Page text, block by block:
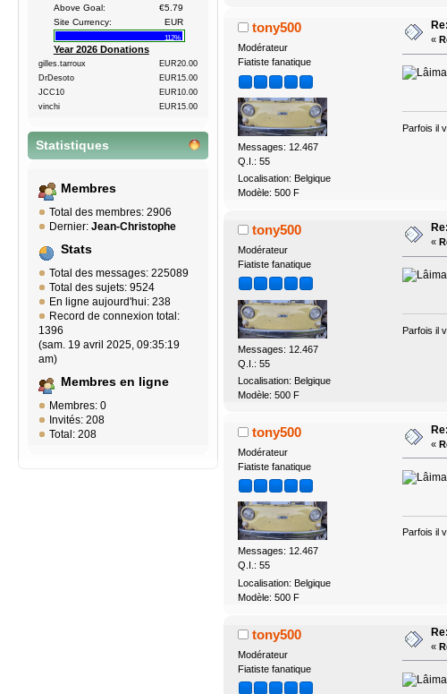
Above Goal:
€5.79
Site Currency:
EUR
112%
Year 2026 Donations
gilles.tarroux
EUR20.00
DrDesoto
EUR15.00
JCC10
EUR10.00
vinchi
EUR15.00
Statistiques
Membres
Total des membres: 2906
Dernier: Jean-Christophe
Stats
Total des messages: 225089
Total des sujets: 9524
En ligne aujourd'hui: 238
Record de connexion total:
1396
(sam. 19 avril 2025, 09:35:19
am)
Membres en ligne
Membres: 0
Invités: 208
Total: 208
tony500
Modérateur
Fiatiste fanatique
Messages: 12.467
Q.I.: 55
Localisation: Belgique
Modèle: 500 F
«
Parfois il
tony500
Modérateur
Fiatiste fanatique
Messages: 12.467
Q.I.: 55
Localisation: Belgique
Modèle: 500 F
«
Parfois il
tony500
Modérateur
Fiatiste fanatique
Messages: 12.467
Q.I.: 55
Localisation: Belgique
Modèle: 500 F
«
Parfois il
tony500
Modérateur
Fiatiste fanatique
«